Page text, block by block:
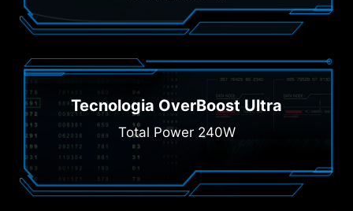
Tecnologia OverBoost Ultra
Total Power 240W